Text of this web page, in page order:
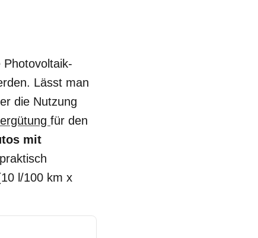
Photovoltaik-
Lässt man
die Nutzung
für den
mit
l/100 km x